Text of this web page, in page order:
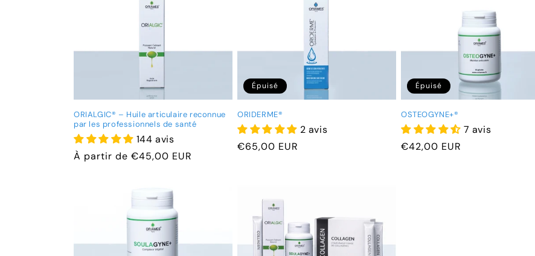
ORIALGIC® – Huile articulaire reconnue
par les professionnels de santé
144 avis
Prix
À partir de €45,00 EUR
Épuisé
ORIDERME®
2 avis
Prix
€65,00 EUR
Épuisé
OSTEOGYNE+®
7 avis
Prix
€42,00 EUR